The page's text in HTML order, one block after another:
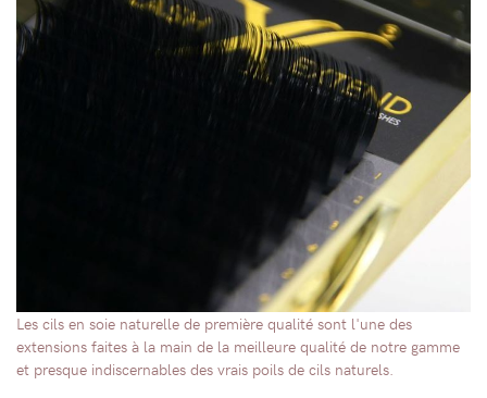
Les cils en soie naturelle de première qualité sont l'une des
extensions faites à la main de la meilleure qualité de notre gamme
et presque indiscernables des vrais poils de cils naturels.